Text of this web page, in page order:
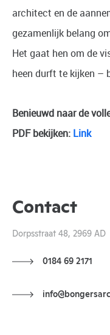
architect en de
gezamenlijk belang
Het gaat hen om de
heen durft te kijken –
Benieuwd naar de
PDF bekijken: Link
Contact
Dorpsstraat 48, 2969
0184 69 2171